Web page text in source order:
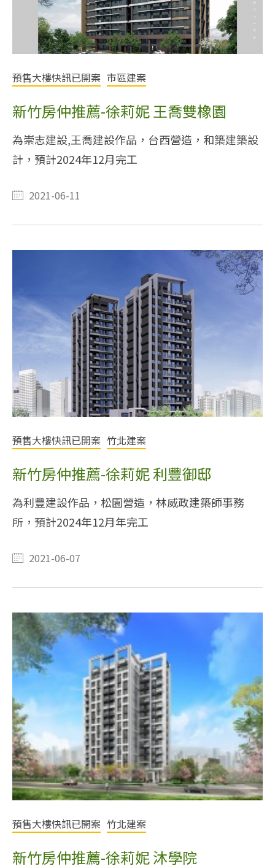
預售大樓快訊已開案 市區建案
新竹房仲推薦-徐莉妮 王喬雙橡園
為崇志建設,王喬建設作品，台西營造，和築建築設
計，預計2024年12月完工
2021-06-11
預售大樓快訊已開案 竹北建案
新竹房仲推薦-徐莉妮 利豐御邸
為利豐建設作品，松園營造，林威政建築師事務
所，預計2024年12月年完工
2021-06-07
預售大樓快訊已開案 竹北建案
新竹房仲推薦-徐莉妮 沐學院